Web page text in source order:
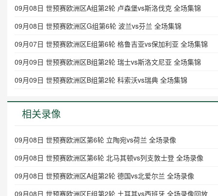
09月08日 世预赛欧洲区A组第2轮 卢森堡vs斯洛伐克 全场集锦
09月08日 世预赛欧洲区G组第6轮 波兰vs芬兰 全场集锦
09月07日 世预赛欧洲区E组第6轮 格鲁吉亚vs保加利亚 全场集锦
09月09日 世预赛欧洲区B组第2轮 瑞士vs斯洛文尼亚 全场集锦
09月09日 世预赛欧洲区B组第2轮 科索沃vs瑞典 全场集锦
相关录像
09月08日 世预赛欧洲区第6轮 立陶宛vs荷兰 全场录像
09月08日 世预赛欧洲区第6轮 北马其顿vs列支敦士登 全场录像
09月08日 世预赛欧洲区A组第2轮 德国vs北爱尔兰 全场录像
09月08日 世预赛欧洲区E组第2轮 土耳其vs西班牙 全场录像回放